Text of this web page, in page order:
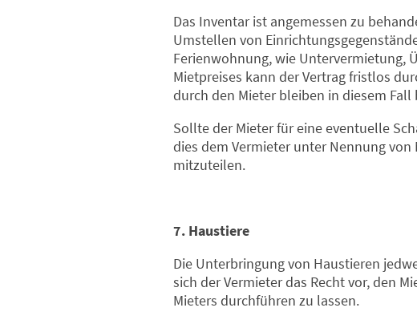
Das Inventar ist angemessen zu
Umstellen von
Ferienwohnung, wie Untervermietung,
Mietpreises kann der Vertrag fristlos
durch den Mieter bleiben in diesem Fall
Sollte der Mieter für eine eventuelle
dies dem Vermieter unter Nennung
mitzuteilen.
7. Haustiere
Die Unterbringung von Haustieren
sich der Vermieter das Recht vor, den
Mieters durchführen zu lassen.